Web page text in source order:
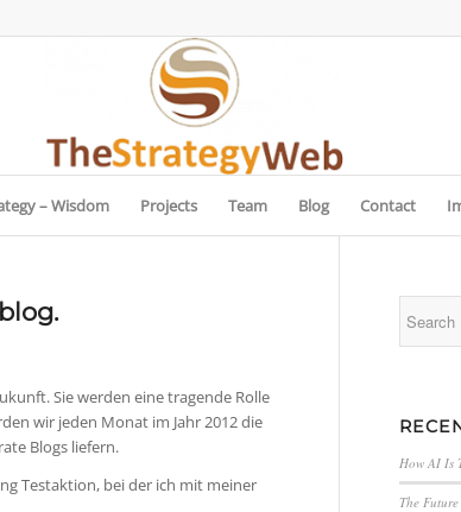
– Wisdom Projects Team Blog Contact
Sie werden eine tragende Rolle
wir jeden Monat im Jahr 2012 die
Blogs liefern.
Testaktion, bei der ich mit meiner
How AI Is
The